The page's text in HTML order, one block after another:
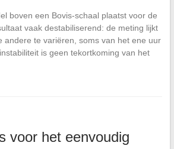
boven een Bovis-schaal plaatst voor de
vaak destabiliserend: de meting lijkt
andere te variëren, soms van het ene uur
is geen tekortkoming van het
voor het eenvoudig